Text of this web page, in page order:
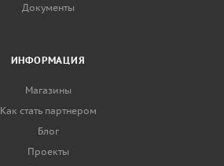
Документы
ИНФОРМАЦИЯ
Магазины
Как стать партнером
Блог
Проекты